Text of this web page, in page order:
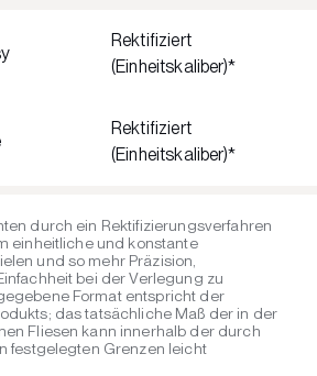
Rektifiziert
(Einheitskaliber)*
Rektifiziert
(Einheitskaliber)*
durch ein Rektifizierungsverfahren
einheitliche und konstante
und so mehr Präzision,
bei der Verlegung zu
Format entspricht der
das tatsächliche Maß der in der
Fliesen kann innerhalb der durch
festgelegten Grenzen leicht